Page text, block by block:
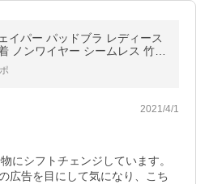
ー パッドブラ レディース
ノンワイヤー シームレス 竹繊
性 抗菌 サスティナブル 送料
2021/4/1
にシフトチェンジしています。
広告を目にして気になり、こち